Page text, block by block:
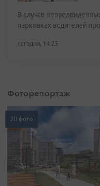
В случае
парковках водителей
сегодня, 14:25
Фоторепортаж
20 фото